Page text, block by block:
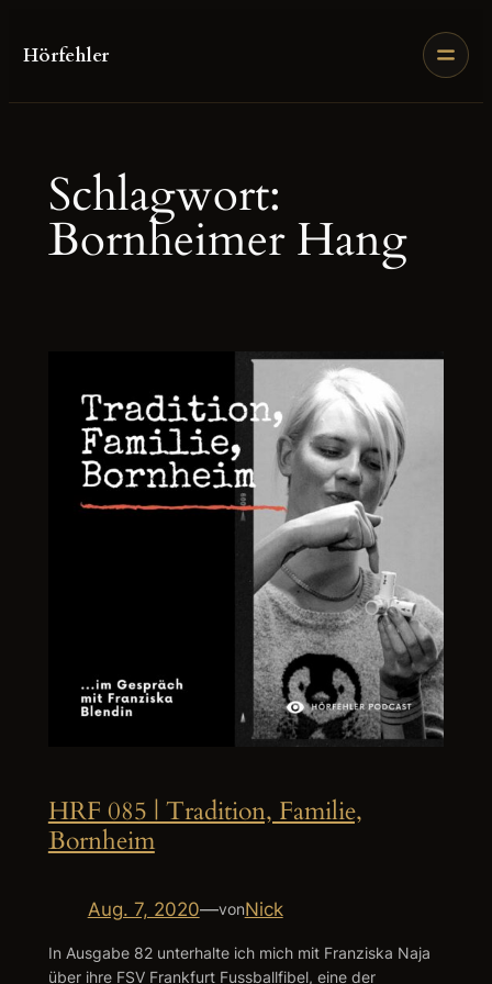
Inhalt
Hörfehler
Schlagwort:
Bornheimer Hang
HRF 085 | Tradition, Familie,
Bornheim
Aug. 7, 2020—vonNick
In Ausgabe 82 unterhalte ich mich mit Franziska Naja
über ihre FSV Frankfurt Fussballfibel, eine der